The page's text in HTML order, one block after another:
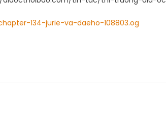
134-jurie-va-daeho-108803.og